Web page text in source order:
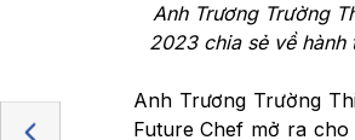
Anh Trương Trường
2023 chia sẻ về
Anh Trương Trường
Future Chef mở ra